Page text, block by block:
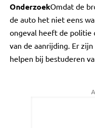
OnderzoekOmdat de
de auto het niet eens
ongeval heeft de politie
van de aanrijding. Er
helpen bij bestuderen